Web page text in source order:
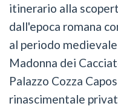
itinerario alla
dall'epoca romana
al periodo
Madonna dei
Palazzo Cozza
rinascimentale